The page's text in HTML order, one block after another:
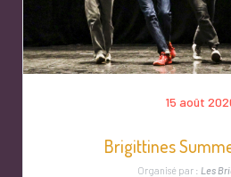
15 août
Brigittines
Organisé par : Les